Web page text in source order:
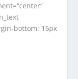
bottom: 15px